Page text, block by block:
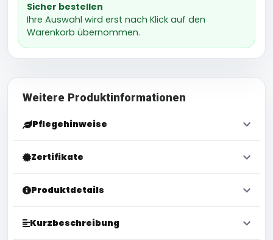
Sicher bestellen
Ihre Auswahl wird erst nach Klick auf den
Warenkorb übernommen.
Weitere Produktinformationen
Pflegehinweise
Zertifikate
Produktdetails
Kurzbeschreibung